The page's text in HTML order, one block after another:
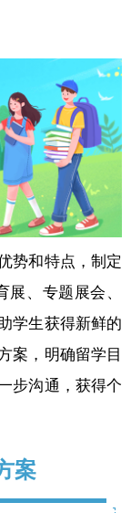
势和特点，制定
、专题展会、
学生获得新鲜的
案，明确留学目
步沟通，获得个
案